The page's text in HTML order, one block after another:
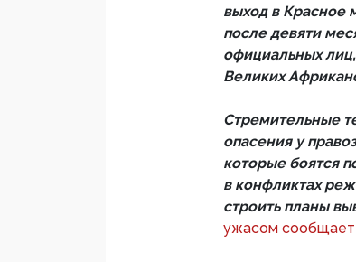
выход в Красное
после девяти
официальных
Великих
Стремительные
опасения у
которые боятся
в конфликтах
строить планы
ужасом